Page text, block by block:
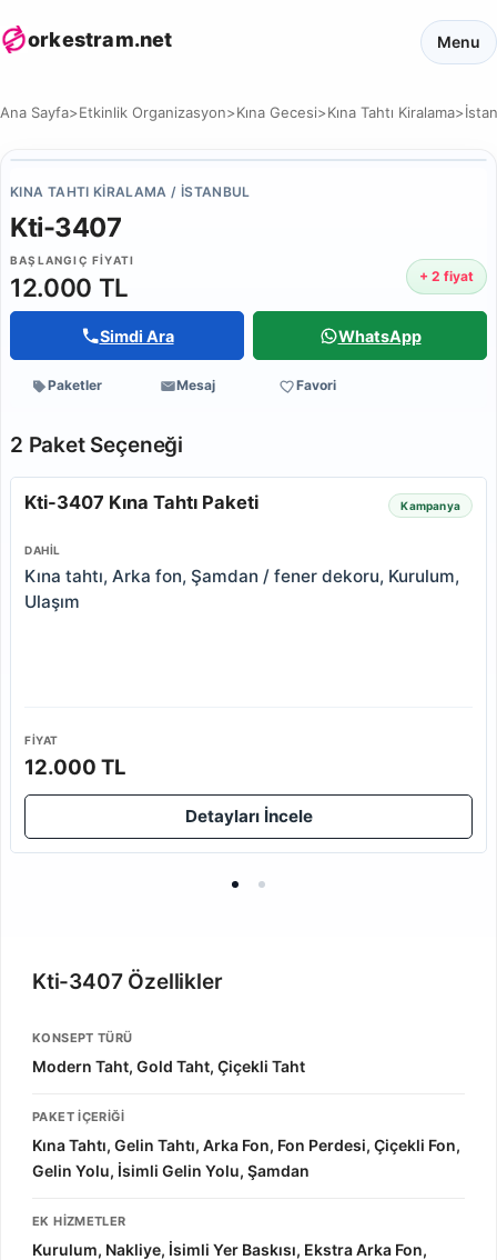
orkestram.net Menu
Ana Sayfa>Etkinlik Organizasyon>Kına Gecesi>Kına Tahtı Kiralama>
KINA TAHTI KIRALAMA / İSTANBUL
Kti-3407
BAŞLANGIÇ FIYATI
12.000 TL + 2 fiyat
Simdi Ara WhatsApp
Paketler Mesaj Favori
2 Paket Seçeneği
Kti-3407 Kına Tahtı Paketi Kampanya
DAHIL
Kına tahtı, Arka fon, Şamdan / fener dekoru, Kurulum,
Ulaşım
FIYAT
12.000 TL
Detayları İncele
Kti-3407 Özellikler
KONSEPT TÜRÜ
Modern Taht, Gold Taht, Çiçekli Taht
PAKET İÇERIĞI
Kına Tahtı, Gelin Tahtı, Arka Fon, Fon Perdesi, Çiçekli Fon,
Gelin Yolu, İsimli Gelin Yolu, Şamdan
EK HIZMETLER
Kurulum, Nakliye, İsimli Yer Baskısı, Ekstra Arka Fon,